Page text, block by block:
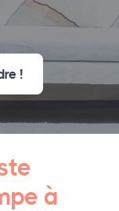
!
à